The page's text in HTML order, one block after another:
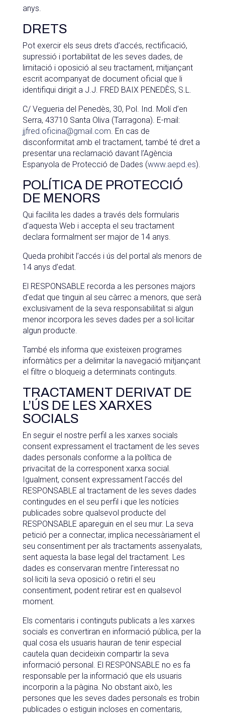
anys.
DRETS
Pot exercir els seus drets d’accés, rectificació,
supressió i portabilitat de les seves dades, de
limitació i oposició al seu tractament, mitjançant
escrit acompanyat de document oficial que li
identifiqui dirigit a J.J. FRED BAIX PENEDÈS, S.L.
C/ Vegueria del Penedès, 30, Pol. Ind. Molí d’en
Serra, 43710 Santa Oliva (Tarragona). E-mail:
jjfred.oficina@gmail.com. En cas de
disconformitat amb el tractament, també té dret a
presentar una reclamació davant l’Agència
Espanyola de Protecció de Dades (www.aepd.es).
POLÍTICA DE PROTECCIÓ
DE MENORS
Qui facilita les dades a través dels formularis
d’aquesta Web i accepta el seu tractament
declara formalment ser major de 14 anys.
Queda prohibit l’accés i ús del portal als menors de
14 anys d’edat.
El RESPONSABLE recorda a les persones majors
d’edat que tinguin al seu càrrec a menors, que serà
exclusivament de la seva responsabilitat si algun
menor incorpora les seves dades per a sol·licitar
algun producte.
També els informa que existeixen programes
informàtics per a delimitar la navegació mitjançant
el filtre o bloqueig a determinats continguts.
TRACTAMENT DERIVAT DE
L’ÚS DE LES XARXES
SOCIALS
En seguir el nostre perfil a les xarxes socials
consent expressament el tractament de les seves
dades personals conforme a la política de
privacitat de la corresponent xarxa social.
Igualment, consent expressament l’accés del
RESPONSABLE al tractament de les seves dades
contingudes en el seu perfil i que les notícies
publicades sobre qualsevol producte del
RESPONSABLE apareguin en el seu mur. La seva
petició per a connectar, implica necessàriament el
seu consentiment per als tractaments assenyalats,
sent aquesta la base legal del tractament. Les
dades es conservaran mentre l’interessat no
sol·liciti la seva oposició o retiri el seu
consentiment, podent retirar est en qualsevol
moment.
Els comentaris i continguts publicats a les xarxes
socials es convertiran en informació pública, per la
qual cosa els usuaris hauran de tenir especial
cautela quan decideixin compartir la seva
informació personal. El RESPONSABLE no es fa
responsable per la informació que els usuaris
incorporin a la pàgina. No obstant això, les
persones que les seves dades personals es trobin
publicades o estiguin incloses en comentaris,